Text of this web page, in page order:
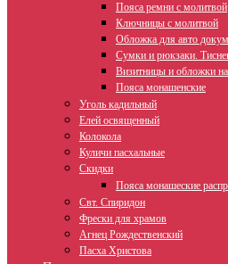
Пояса ремни с молитвой
Ключницы с молитвой
Обложка для авто
Сумки и рюкзаки.
Визитницы и обложки
Пояса монашенские
Уголь кадильный
Елей освященный
Колокола
Куличи пасхальные
Скидки
Пояса монашеские
Свт. Спиридон
Фрески для храмов
Агнец Рождественский
Пасха Христова